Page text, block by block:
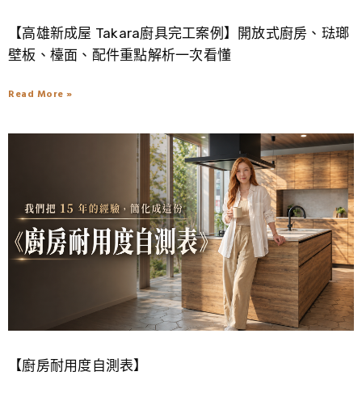
【高雄新成屋 Takara廚具完工案例】開放式廚房、琺瑯
壁板、檯面、配件重點解析一次看懂
Read More »
【廚房耐用度自測表】